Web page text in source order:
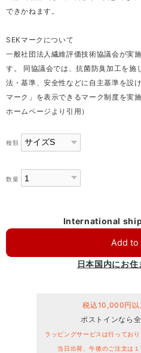
できかねます。
SEKマークについて
一般社団法人繊維評価技術協議会が実
す。 同協議会では、抗菌防臭加工を施
法・基準、安全性などに自主基準を設
マーク」を表示できるマーク制度を実
ホームページより引用）
種類
数量
International
Add to
日本国内にお
税込10,000円以
ポストインなら
ラッピングサービスは行ってお
当日出荷、午後のご注文は１